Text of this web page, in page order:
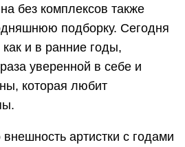
без комплексов также
подборку. Сегодня
и в ранние годы,
уверенной в себе и
которая любит
внешность артистки с годами